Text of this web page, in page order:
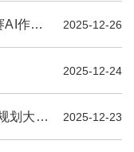
我校隆重表彰“创意河南”艺术设计大赛AI作品获奖师生 2025-12-26
2025-12-24
我校成功举办第三届全国大学生职业规划大赛校级总决赛 2025-12-23